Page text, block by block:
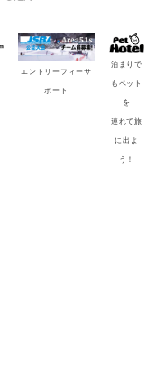
エントリーフィーサ
ポート
泊まりで
もペット
を
連れて旅
に出よ
う！